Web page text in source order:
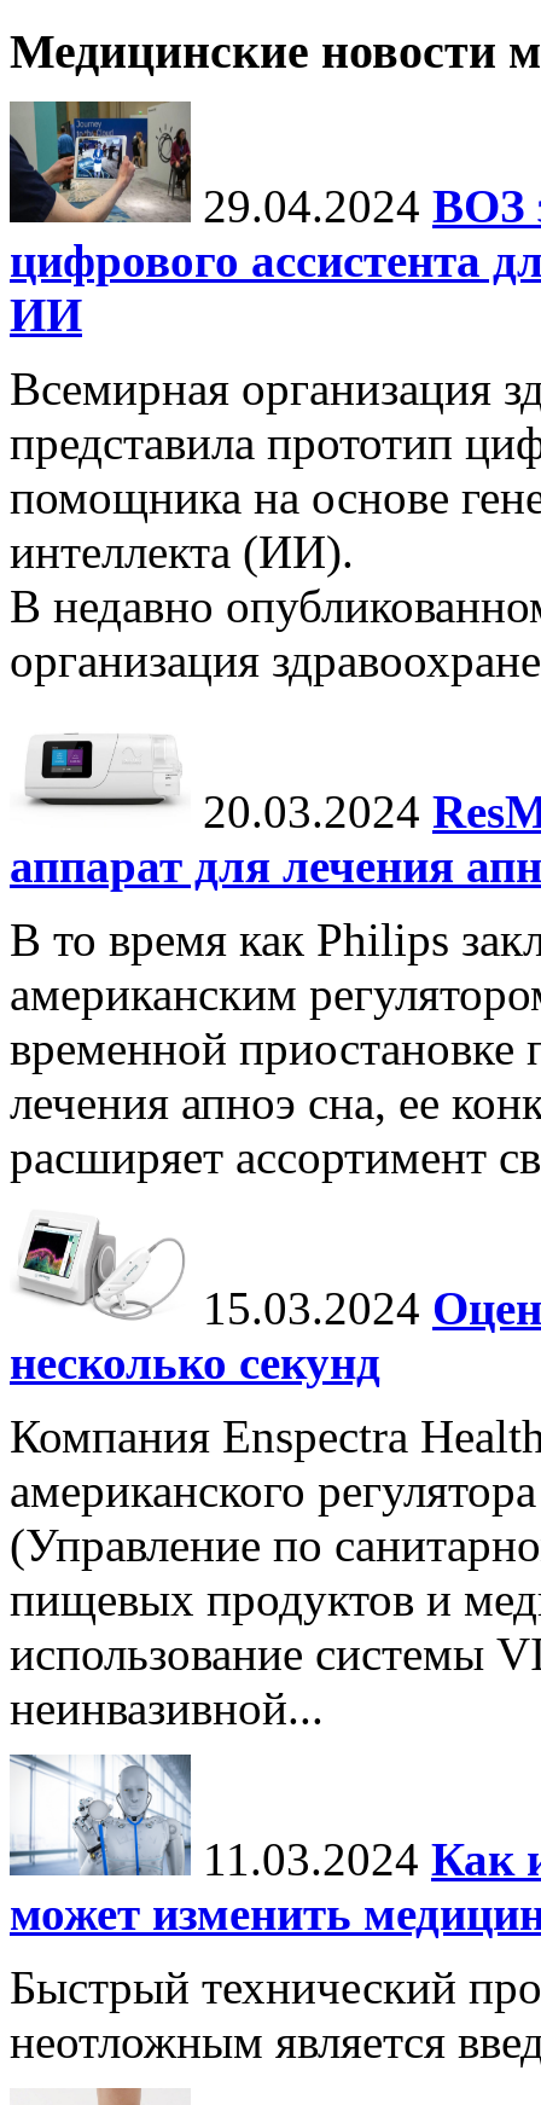
Медицинские новости
29.04.2024 ВОЗ
цифрового ассистента
ИИ
Всемирная организация
представила прототип
помощника на основе
интеллекта (ИИ).
В недавно
организация
20.03.2024
аппарат для лечения
В то время как Philips
американским
временной приостановке
лечения апноэ сна, ее
расширяет ассортимент
15.03.2024
несколько секунд
Компания Enspectra
американского
(Управление по
пищевых продуктов и
использование системы
неинвазивной...
11.03.2024 Как
может изменить
Быстрый технический
неотложным является